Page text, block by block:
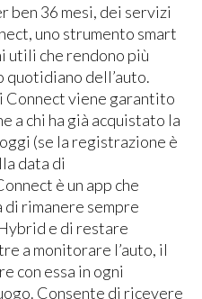
ben 36 mesi, dei servizi
uno strumento smart
utili che rendono più
quotidiano dell’auto.
Connect viene garantito
a chi ha già acquistato la
(se la registrazione è
data di
è un app che
rimanere sempre
e di restare
a monitorare l’auto, il
con essa in ogni
Consente di ricevere